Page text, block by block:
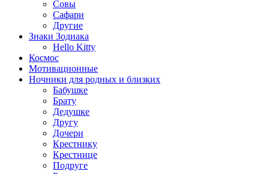
Совы
Сафари
Другие
Знаки Зодиака
Hello Kitty
Космос
Мотивационные
Ночники для родных и близких
Бабушке
Брату
Дедушке
Другу
Дочери
Крестнику
Крестнице
Подруге